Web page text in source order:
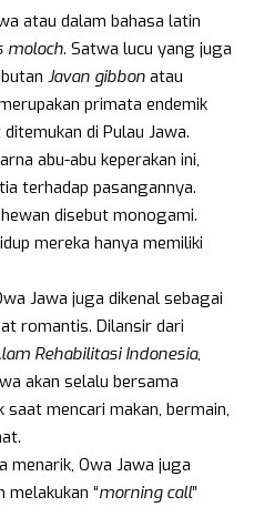
atau dalam bahasa latin
moloch. Satwa lucu yang juga
Javan gibbon atau
primata endemik
di Pulau Jawa.
abu-abu keperakan ini,
terhadap pasangannya.
disebut monogami.
mereka hanya memiliki
Jawa juga dikenal sebagai
romantis. Dilansir dari
Rehabilitasi Indonesia,
akan selalu bersama
saat mencari makan, bermain,
menarik, Owa Jawa juga
melakukan “morning call”